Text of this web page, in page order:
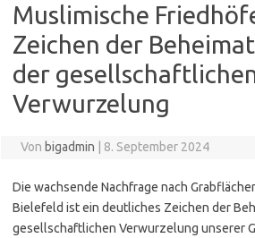
Muslimische
Zeichen der
der
Verwurzelung
Von bigadmin 8. September 2024
Die wachsende Nachfrage nach
Bielefeld ist ein deutliches Zeichen der
gesellschaftlichen Verwurzelung unserer